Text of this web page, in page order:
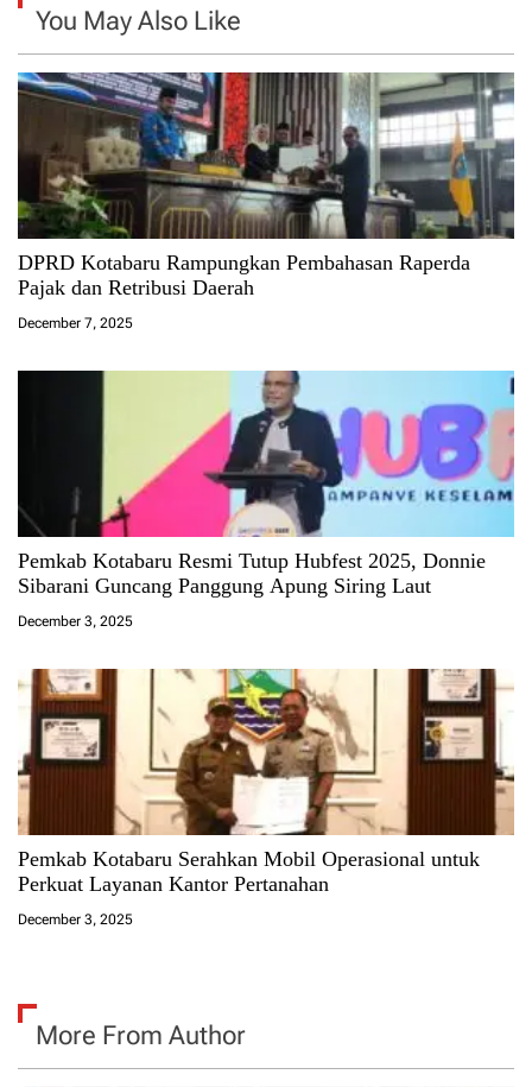
You May Also Like
DPRD Kotabaru Rampungkan Pembahasan Raperda
Pajak dan Retribusi Daerah
December 7, 2025
Pemkab Kotabaru Resmi Tutup Hubfest 2025, Donnie
Sibarani Guncang Panggung Apung Siring Laut
December 3, 2025
Pemkab Kotabaru Serahkan Mobil Operasional untuk
Perkuat Layanan Kantor Pertanahan
December 3, 2025
More From Author